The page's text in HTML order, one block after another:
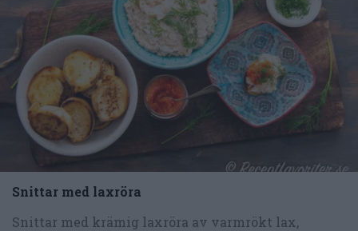
Snittar med laxröra
Snittar med krämig laxröra av varmrökt lax,